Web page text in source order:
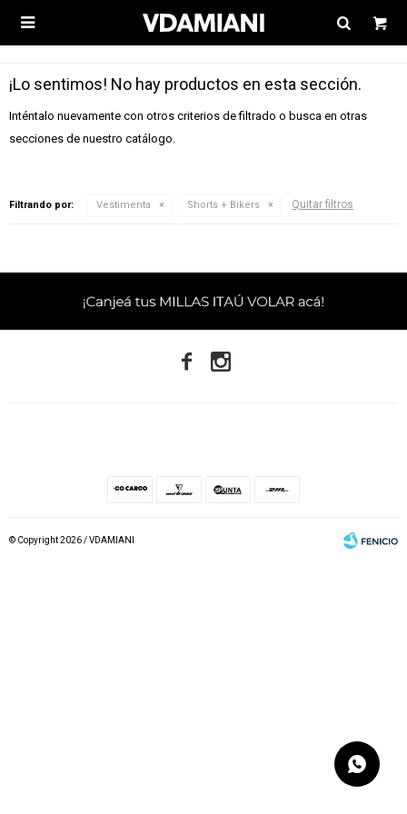

¡Lo sentimos! No hay productos en esta sección.
Inténtalo nuevamente con otros criterios de filtrado o busca en otras
secciones de nuestro catálogo.
Filtrando por: Vestimenta Shorts + Bikers Quitar filtros
 
© Copyright 2026 / VDAMIANI